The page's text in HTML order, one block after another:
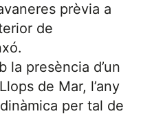
prèvia a
de
la presència d’un
de Mar, l’any
per tal de